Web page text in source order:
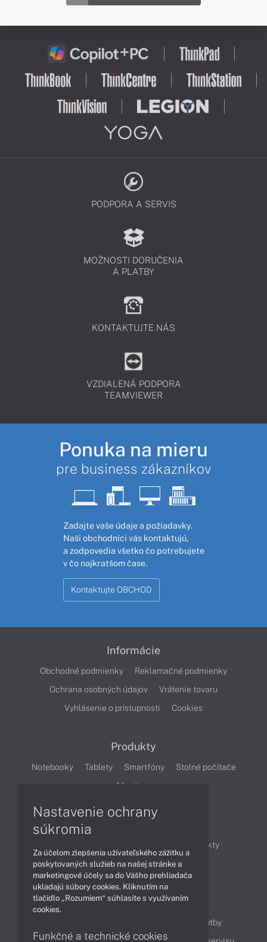
PODPORA A SERVIS
MOŽNOSTI DORUČENIA
A PLATBY
KONTAKTUJTE NÁS
VZDIALENÁ PODPORA
TEAMVIEWER
Ponuka na mieru
pre business zákazníkov
Zadajte vaše údaje a požiadavky.
Naši obchodníci vás kontaktujú,
a zodpovedia všetko čo potrebujete
v čo najkratšom čase.
Kontaktujte OBCHOD
Informácie
Obchodné podmienky
Reklamačné podmienky
Ochrana osobných údajov
Vrátenie tovaru
Vyhlásenie o prístupnosti
Cookies
Produkty
Notebooky Tablety Smartfóny
Stolné počítače
Monitory
Produkty
Technológie
Videá
Obsah
Možnosti doručenia a platby
Nastavenie ochrany
súkromia
Za účelom zlepšenia užívateľského zážitku a
poskytovaných služieb na našej stránke a
marketingové účely sa do Vášho prehliadača
ukladajú súbory cookies. Kliknutím na
tlačidlo „Rozumiem“ súhlasíte s využívaním
cookies.
Funkčné a technické cookies